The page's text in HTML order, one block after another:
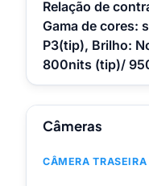
Relação de
Gama de cores:
P3(tip), Brilho:
800nits (tip)/
Câmeras
CÂMERA TRASEIRA